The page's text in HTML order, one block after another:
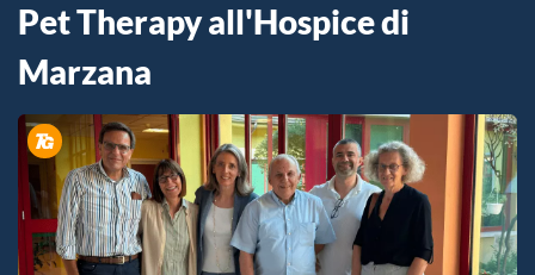
Pet Therapy all'Hospice di
Marzana